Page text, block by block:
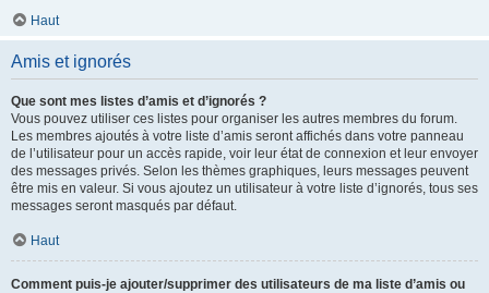
Haut
Amis et ignorés
Que sont mes listes d’amis et d’ignorés ?
Vous pouvez utiliser ces listes pour organiser les autres membres du forum.
Les membres ajoutés à votre liste d’amis seront affichés dans votre panneau
de l’utilisateur pour un accès rapide, voir leur état de connexion et leur envoyer
des messages privés. Selon les thèmes graphiques, leurs messages peuvent
être mis en valeur. Si vous ajoutez un utilisateur à votre liste d’ignorés, tous ses
messages seront masqués par défaut.
Haut
Comment puis-je ajouter/supprimer des utilisateurs de ma liste d’amis ou